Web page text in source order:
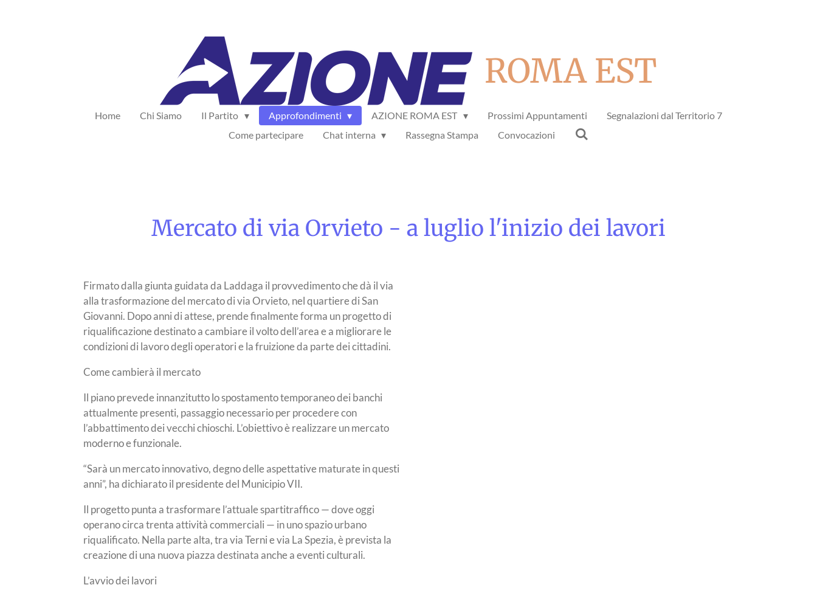
ROMA EST
Home Chi Siamo Il Partito Approfondimenti AZIONE ROMA EST Prossimi Appuntamenti
Segnalazioni dal Territorio 7
Come partecipare
Chat interna Rassegna Stampa Convocazioni
Mercato di via Orvieto - a luglio l'inizio dei lavori
Firmato dalla giunta guidata da Laddaga il provvedimento che dà il via
alla trasformazione del mercato di via Orvieto, nel quartiere di San
Giovanni. Dopo anni di attese, prende finalmente forma un progetto di
riqualificazione destinato a cambiare il volto dell’area e a migliorare le
condizioni di lavoro degli operatori e la fruizione da parte dei cittadini.
Come cambierà il mercato
Il piano prevede innanzitutto lo spostamento temporaneo dei banchi
attualmente presenti, passaggio necessario per procedere con
l’abbattimento dei vecchi chioschi. L’obiettivo è realizzare un mercato
moderno e funzionale.
“Sarà un mercato innovativo, degno delle aspettative maturate in questi
anni”, ha dichiarato il presidente del Municipio VII.
Il progetto punta a trasformare l’attuale spartitraffico — dove oggi
operano circa trenta attività commerciali — in uno spazio urbano
riqualificato. Nella parte alta, tra via Terni e via La Spezia, è prevista la
creazione di una nuova piazza destinata anche a eventi culturali.
L’avvio dei lavori